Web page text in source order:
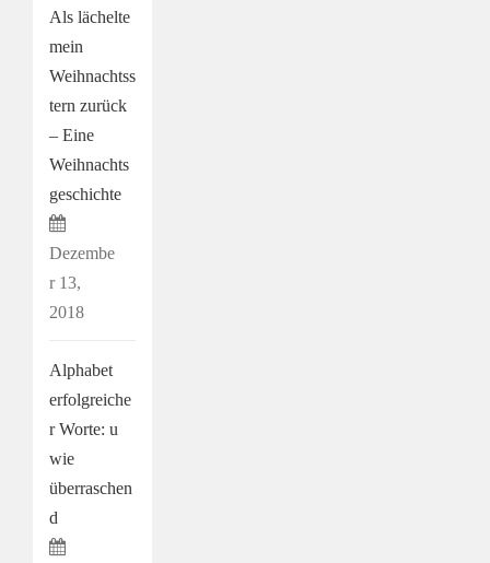
Als lächelte
mein
Weihnachtss
tern zurück
– Eine
Weihnachts
geschichte
Dezembe
r 13,
2018
Alphabet
erfolgreiche
r Worte: u
wie
überraschen
d